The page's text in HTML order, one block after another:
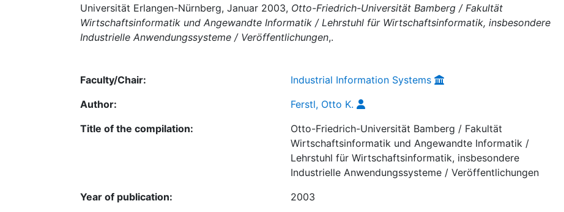
Universität Erlangen-Nürnberg, Januar 2003, Otto-Friedrich-Universität Bamberg / Fakultät
Wirtschaftsinformatik und Angewandte Informatik / Lehrstuhl für Wirtschaftsinformatik, insbesondere
Industrielle Anwendungssysteme / Veröffentlichungen,.
Faculty/Chair:
Industrial Information Systems
Author:
Ferstl, Otto K.
Title of the compilation:
Otto-Friedrich-Universität Bamberg / Fakultät
Wirtschaftsinformatik und Angewandte Informatik /
Lehrstuhl für Wirtschaftsinformatik, insbesondere
Industrielle Anwendungssysteme / Veröffentlichungen
Year of publication:
2003